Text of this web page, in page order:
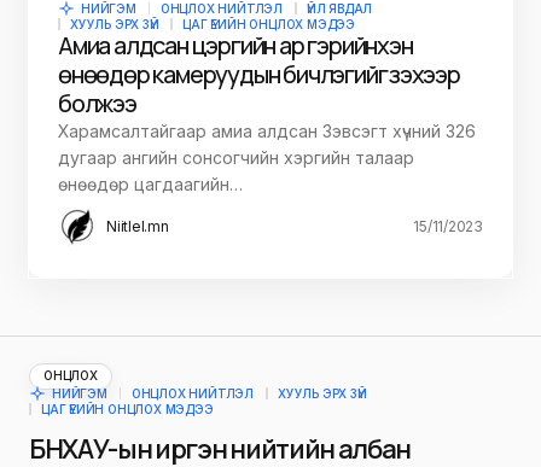
НИЙГЭМ ОНЦЛОХ НИЙТЛЭЛ
ҮЙЛ ЯВДАЛ
ХУУЛЬ ЭРХ ЗҮЙ
ЦАГ ҮЕИЙН ОНЦЛОХ МЭДЭЭ
Амиа алдсан цэргийн ар гэрийнхэн
өнөөдөр камеруудын бичлэгийг үзэхээр
болжээ
Харамсалтайгаар амиа алдсан Зэвсэгт хүчний 326
дугаар ангийн сонсогчийн хэргийн талаар
өнөөдөр цагдаагийн…
Niitlel.mn 15/11/2023
ОНЦЛОХ
НИЙГЭМ
ОНЦЛОХ НИЙТЛЭЛ
ХУУЛЬ ЭРХ ЗҮЙ
ЦАГ ҮЕИЙН ОНЦЛОХ МЭДЭЭ
БНХАУ-ын иргэн нийтийн албан